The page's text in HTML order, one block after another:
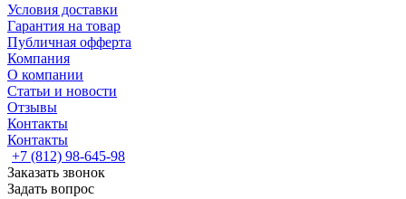
Условия доставки
Гарантия на товар
Публичная офферта
Компания
О компании
Статьи и новости
Отзывы
Контакты
Контакты
+7 (812) 98-645-98
Заказать звонок
Задать вопрос